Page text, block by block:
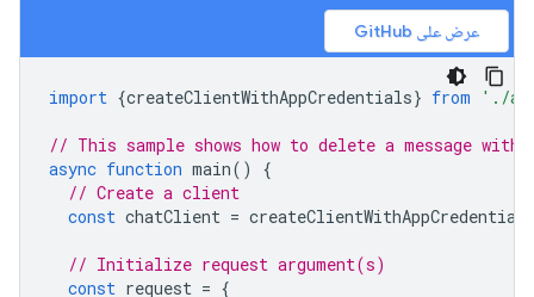
عرض على GitHub
import {createClientWithAppCredentials} from './
// This sample shows how to delete a message with
async function main()
{
// Create a client
const chatClient = createClientWithAppCredentials
// Initialize request argument(s)
const request = {